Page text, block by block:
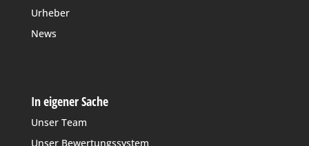
Urheber
News
In eigener Sache
Unser Team
Unser Bewertungssystem